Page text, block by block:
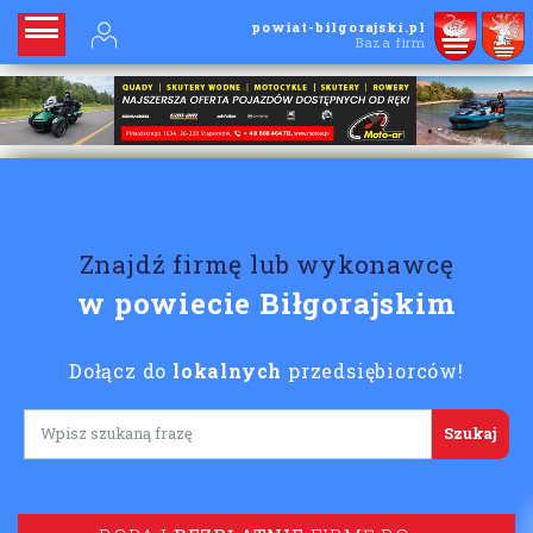
powiat-bilgorajski.pl
Baza firm
Znajdź firmę lub wykonawcę
w powiecie Biłgorajskim
Dołącz do lokalnych przedsiębiorców!
Lorem ipsum